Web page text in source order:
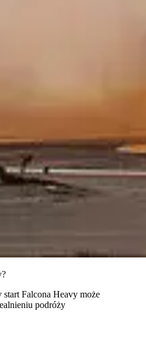
Falcona Heavy może
podróży